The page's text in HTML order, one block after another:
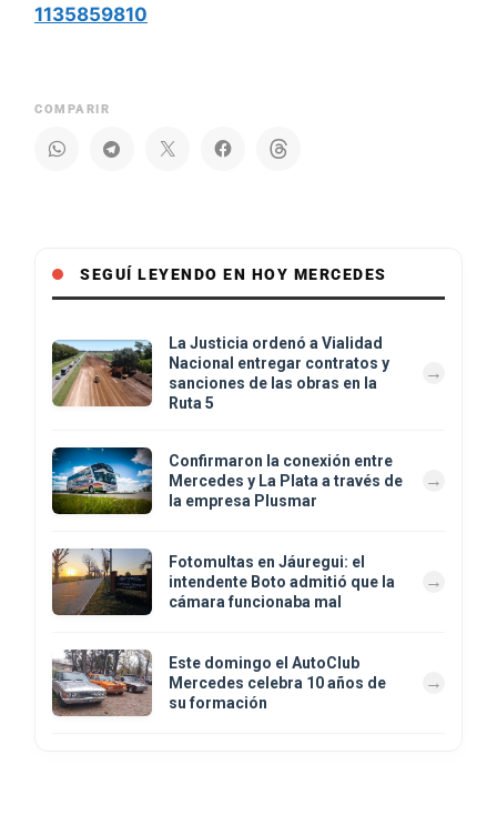
1135859810
COMPARIR
SEGUÍ LEYENDO EN HOY MERCEDES
La Justicia ordenó a Vialidad
Nacional entregar contratos y
sanciones de las obras en la
Ruta 5
Confirmaron la conexión entre
Mercedes y La Plata a través de
la empresa Plusmar
Fotomultas en Jáuregui: el
intendente Boto admitió que la
cámara funcionaba mal
Este domingo el AutoClub
Mercedes celebra 10 años de
su formación